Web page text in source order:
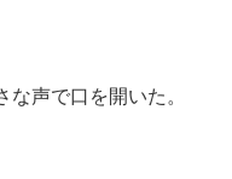
声で口を開いた。